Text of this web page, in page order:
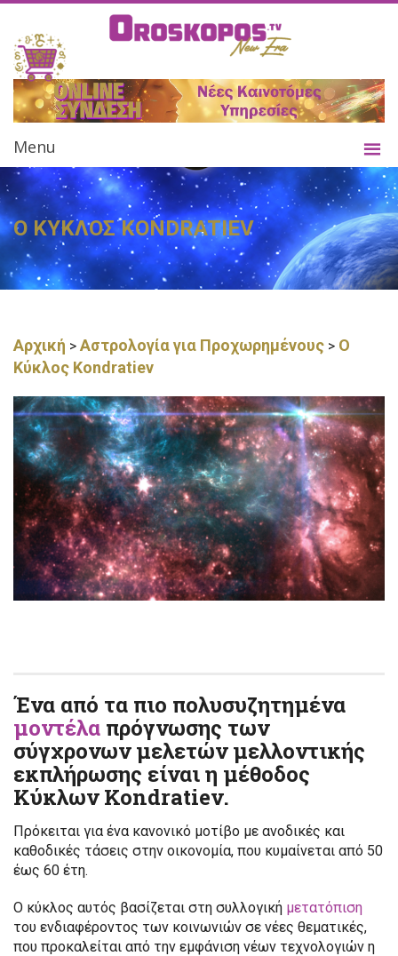
Menu
Ο ΚΥΚΛΟΣ KONDRATIEV
Αρχική > Αστρολογία για Προχωρημένους > Ο
Κύκλος Kondratiev
Ένα από τα πιο πολυσυζητημένα
μοντέλα πρόγνωσης των
σύγχρονων μελετών μελλοντικής
εκπλήρωσης είναι η μέθοδος
Κύκλων Kondratiev.
Πρόκειται για ένα κανονικό μοτίβο με ανοδικές και
καθοδικές τάσεις στην οικονομία, που κυμαίνεται από 50
έως 60 έτη.
Ο κύκλος αυτός βασίζεται στη συλλογική μετατόπιση
του ενδιαφέροντος των κοινωνιών σε νέες θεματικές,
που προκαλείται από την εμφάνιση νέων τεχνολογιών η